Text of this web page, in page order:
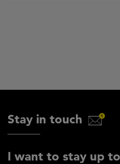
Stay in touch
I want to stay up